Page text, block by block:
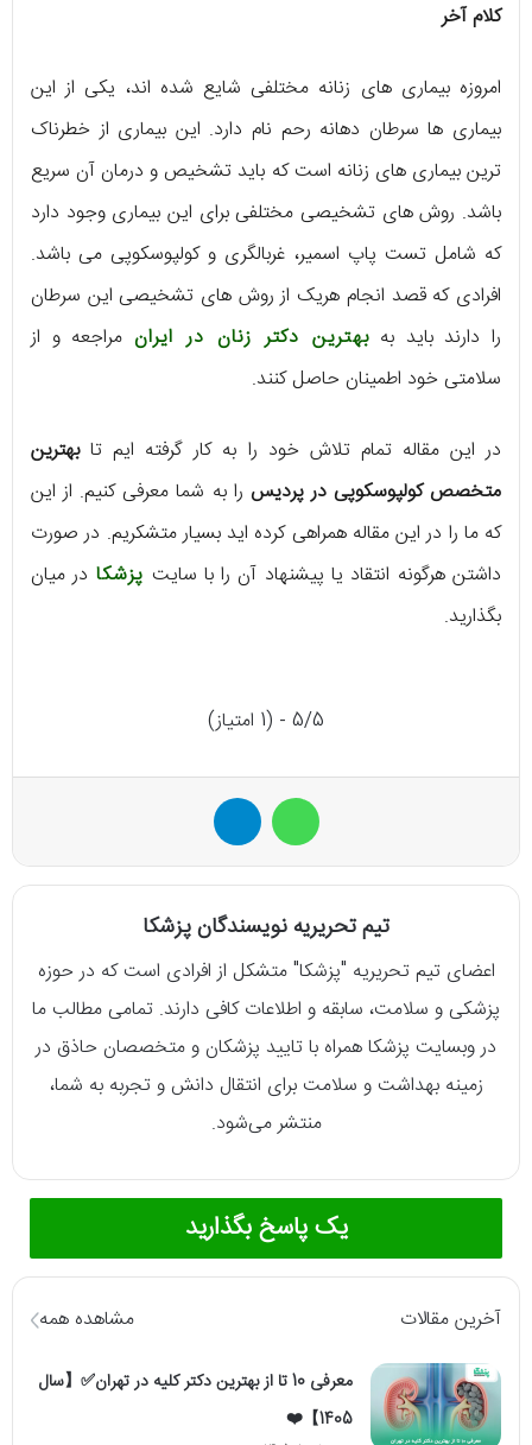
کلام آخر
امروزه بیماری های زنانه مختلفی شایع شده اند، یکی از این
بیماری ها سرطان دهانه رحم نام دارد. این بیماری از خطرناک
ترین بیماری های زنانه است که باید تشخیص و درمان آن سریع
باشد. روش های تشخیصی مختلفی برای این بیماری وجود دارد
که شامل تست پاپ اسمیر، غربالگری و کولپوسکوپی می باشد.
افرادی که قصد انجام هریک از روش های تشخیصی این سرطان
را دارند باید بهبهترین دکتر زنان در ایران مراجعه و از
سلامتی خود اطمینان حاصل کنند.
در این مقاله تمام تلاش خود را به کار گرفته ایم تابهترین
متخصص کولپوسکوپی در پردیس را به شما معرفی کنیم. از این
که ما را در این مقاله همراهی کرده اید بسیار متشکریم. در صورت
داشتن هرگونه انتقاد یا پیشنهاد آن را با سایت پزشکا در میان
بگذارید.
5/5 - (1 امتیاز)
واتس آپ
تیم تحریریه نویسندگان پزشکا
اعضای تیم تحریریه "پزشکا" متشکل از افرادی است که در حوزه
پزشکی و سلامت، سابقه و اطلاعات کافی دارند. تمامی مطالب ما
در وبسایت پزشکا همراه با تایید پزشکان و متخصصان حاذق در
زمینه بهداشت و سلامت برای انتقال دانش و تجربه به شما،
منتشر می‌شود.
یک پاسخ بگذارید
آخرین مقالات مشاهده همه
معرفی 10 تا از بهترین دکتر کلیه در تهران✅【سال
1405】❤️